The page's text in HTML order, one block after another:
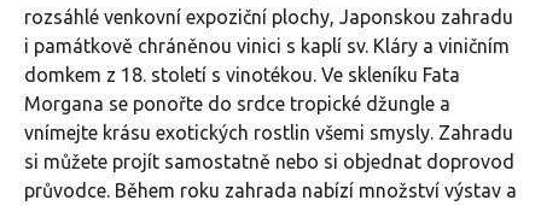
rozsáhlé venkovní expoziční plochy, Japonskou zahradu
i památkově chráněnou vinici s kaplí sv. Kláry a viničním
domkem z 18. století s vinotékou. Ve skleníku Fata
Morgana se ponořte do srdce tropické džungle a
vnímejte krásu exotických rostlin všemi smysly. Zahradu
si můžete projít samostatně nebo si objednat doprovod
průvodce. Během roku zahrada nabízí množství výstav a